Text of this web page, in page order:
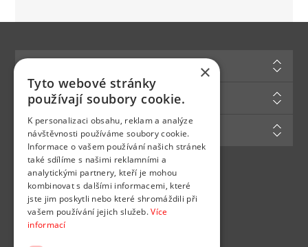
Zákaznická podpora
Můj účet
Najdete nás na
×
Tyto webové stránky
používají soubory cookie.
K personalizaci obsahu, reklam a analýze
návštěvnosti používáme soubory cookie.
Informace o vašem používání našich stránek
také sdílíme s našimi reklamními a
analytickými partnery, kteří je mohou
kombinovat s dalšími informacemi, které
jste jim poskytli nebo které shromáždili při
vašem používání jejich služeb.Více
informací